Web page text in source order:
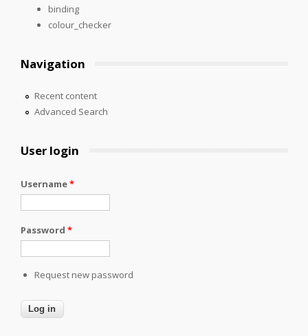
binding
colour_checker
Navigation
Recent content
Advanced Search
User login
Username*
Password *
Request new password